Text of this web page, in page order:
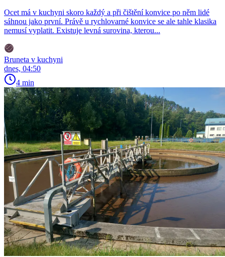
Ocet má v kuchyni skoro každý a při čištění konvice po něm lidé
sáhnou jako první. Právě u rychlovarné konvice se ale tahle klasika
nemusí vyplatit. Existuje levná surovina, kterou...
Bruneta v kuchyni
dnes, 04:50
4 min